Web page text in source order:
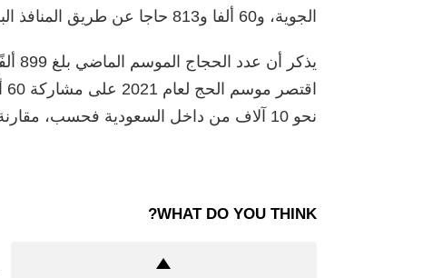
الجوية، و60 ألفا و813 حاجا عن طريق المنافذ البرية، و6 آلاف و831 عن طريق المنافذ البحرية.
نحو 10 آلاف من داخل السعودية فحسب، مقارنة بنحو 2.5 مليون في 2019 من كافة أرجاء العالم.
WHAT DO YOU THINK?